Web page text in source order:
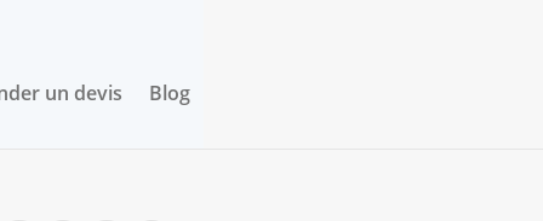
un devis Blog